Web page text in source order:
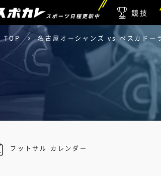
スポーツ日程更新中 競技
TOP 名古屋オーシャンズ vs ペスカドー
フットサル カレンダー